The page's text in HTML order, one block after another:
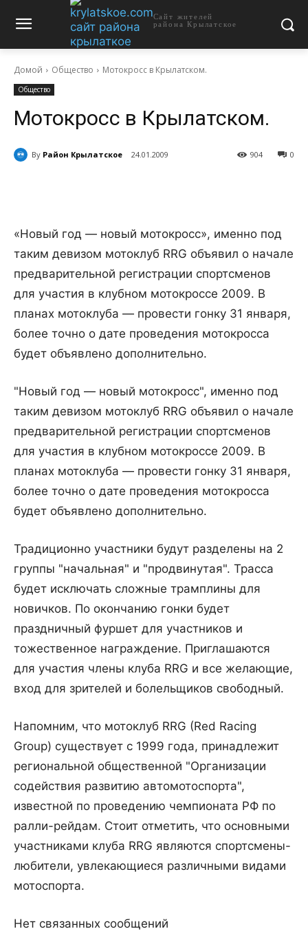
Сайт жителей
района Крылатское
Домой Общество Мотокросс в Крылатском.
Общество
Мотокросс в Крылатском.
By Район Крылатское 24.01.2009 0
904
«Новый год — новый мотокросс», именно под
таким девизом мотоклуб RRG объявил о начале
предварительной регистрации спортсменов
для участия в клубном мотокроссе 2009. В
планах мотоклуба — провести гонку 31 января,
более точно о дате проведения мотокросса
будет объявлено дополнительно.
"Новый год — новый мотокросс", именно под
таким девизом мотоклуб RRG объявил о начале
предварительной регистрации спортсменов
для участия в клубном мотокроссе 2009. В
планах мотоклуба — провести гонку 31 января,
более точно о дате проведения мотокросса
будет объявлено дополнительно.
Традиционно участники будут разделены на 2
группы "начальная" и "продвинутая". Трасса
будет исключать сложные трамплины для
новичков. По окончанию гонки будет
праздничный фуршет для участников и
тожественное награждение. Приглашаются
для участия члены клуба RRG и все желающие,
вход для зрителей и болельщиков свободный.
Напомним, что мотоклуб RRG (Red Racing
Group) существует с 1999 года, принадлежит
региональной общественной "Организации
содействия развитию автомотоспорта",
известной по проведению чемпионата РФ по
ралли-рейдам. Стоит отметить, что основными
участниками клуба RRG являются спортсмены-
любители, увлекающиеся различными видами
мотоспорта.
Нет связанных сообщений